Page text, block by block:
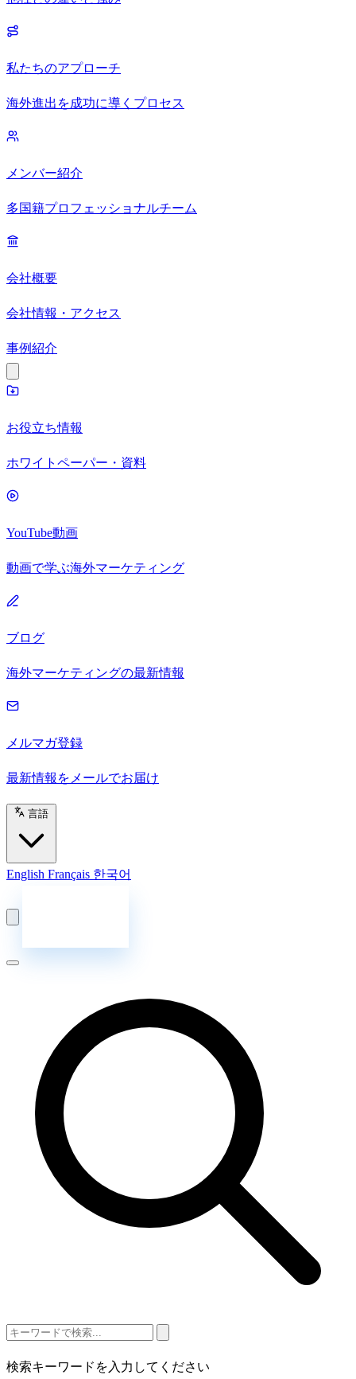
私たちのアプローチ
海外進出を成功に導くプロセス
メンバー紹介
多国籍プロフェッショナルチーム
会社概要
会社情報・アクセス
事例紹介
お役立ち情報
ホワイトペーパー・資料
YouTube動画
動画で学ぶ海外マーケティング
ブログ
海外マーケティングの最新情報
メルマガ登録
最新情報をメールでお届け
言語
English Français 한국어
検索キーワードを入力してください